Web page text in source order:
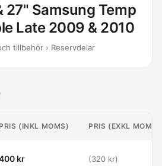
27" Samsung Temp
Late 2009 & 2010
tillbehör › Reservdelar
PRIS (INKL MOMS) PRIS (EXKL MOMS)
kr (320 kr)